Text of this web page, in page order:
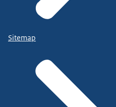
Sitemap